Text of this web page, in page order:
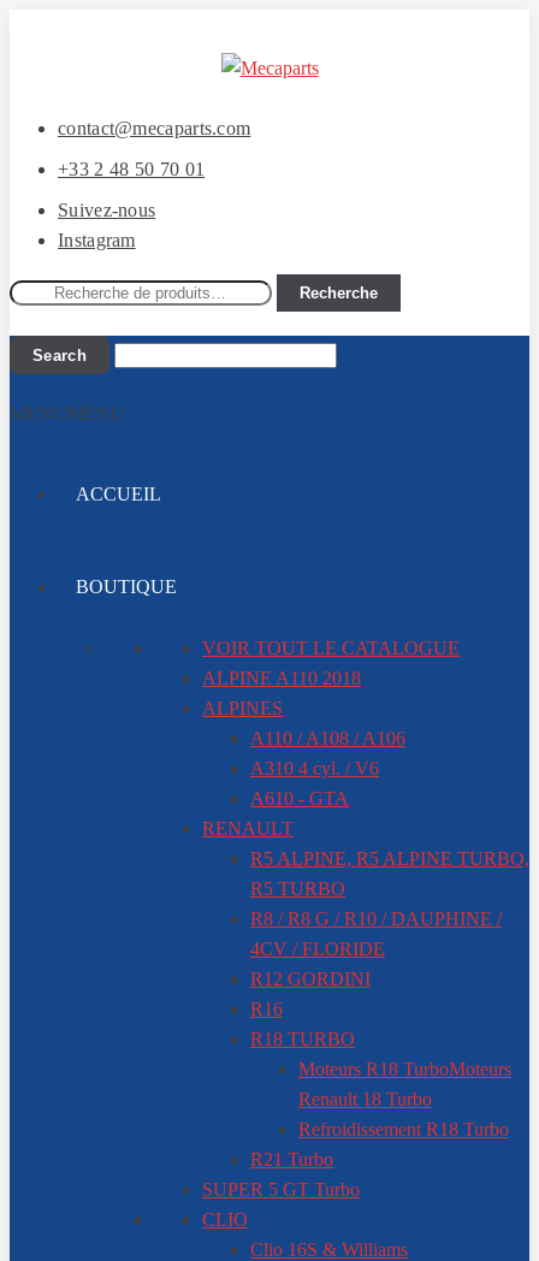
contenucontact@mecaparts.com
+33 2 48 50 70 01
Suivez-nous
Instagram
Recherche
Recherche
MENUMENU
ACCUEIL
BOUTIQUE
VOIR TOUT LE CATALOGUE
ALPINE A110 2018
ALPINES
A110 / A108 / A106
A310 4 cyl. / V6
A610 - GTA
RENAULT
R5 ALPINE, R5 ALPINE TURBO,
R5 TURBO
R8 / R8 G / R10 / DAUPHINE /
4CV / FLORIDE
R12 GORDINI
R16
R18 TURBO
Moteurs R18 TurboMoteurs
Renault 18 Turbo
Refroidissement R18 Turbo
R21 Turbo
SUPER 5 GT Turbo
CLIO
Clio 16S & Williams